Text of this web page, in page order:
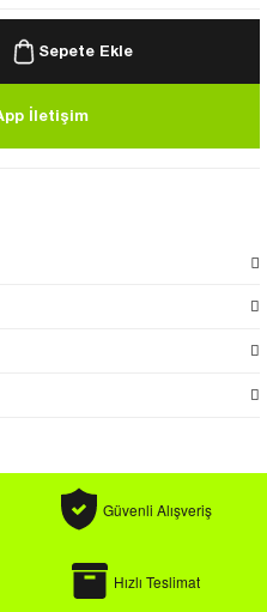
Sepete Ekle
İletişim
Güvenli Alışveriş
Hızlı Teslimat